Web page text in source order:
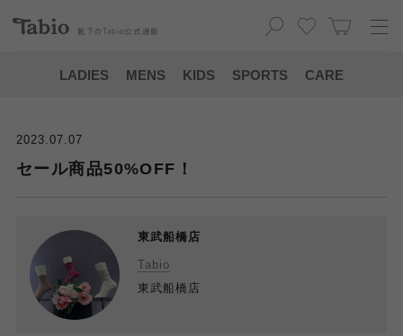
靴下の Tabio 公式通販
LADIES MENS KIDS SPORTS CARE
2023.07.07
セール商品50%OFF！
東武船橋店
Tabio
東武船橋店